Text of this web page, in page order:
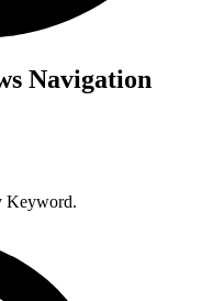
Navigation
Keyword.